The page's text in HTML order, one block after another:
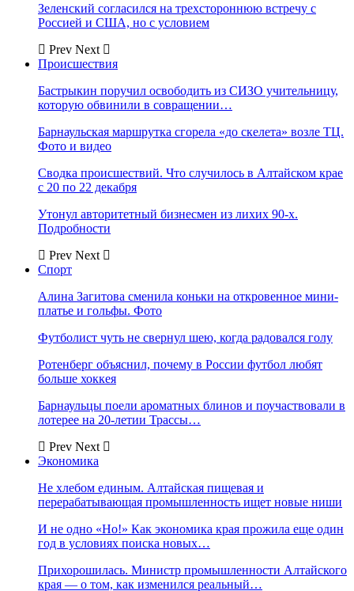
Зеленский согласился на трехстороннюю встречу с
Россией и США, но с условием
Prev Next
Происшествия
Бастрыкин поручил освободить из СИЗО учительницу,
которую обвинили в совращении…
Барнаульская маршрутка сгорела «до скелета» возле ТЦ.
Фото и видео
Сводка происшествий. Что случилось в Алтайском крае
с 20 по 22 декабря
Утонул авторитетный бизнесмен из лихих 90-х.
Подробности
Prev Next
Спорт
Алина Загитова сменила коньки на откровенное мини-
платье и гольфы. Фото
Футболист чуть не свернул шею, когда радовался голу
Ротенберг объяснил, почему в России футбол любят
больше хоккея
Барнаульцы поели ароматных блинов и поучаствовали в
лотерее на 20-летии Трассы…
Prev Next
Экономика
Не хлебом единым. Алтайская пищевая и
перерабатывающая промышленность ищет новые ниши
И не одно «Но!» Как экономика края прожила еще один
год в условиях поиска новых…
Прихорошилась. Министр промышленности Алтайского
края — о том, как изменился реальный…